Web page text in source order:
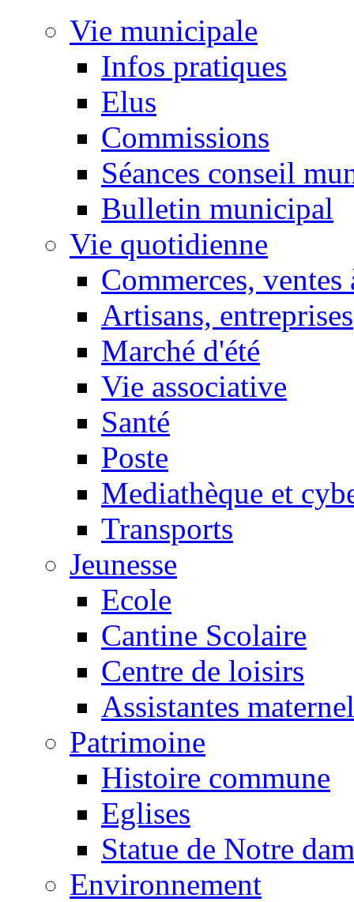
Vie municipale
Infos pratiques
Elus
Commissions
Séances conseil
Bulletin municipal
Vie quotidienne
Commerces, ventes
Artisans, entreprises
Marché d'été
Vie associative
Santé
Poste
Mediathèque et
Transports
Jeunesse
Ecole
Cantine Scolaire
Centre de loisirs
Assistantes
Patrimoine
Histoire commune
Eglises
Statue de Notre
Environnement